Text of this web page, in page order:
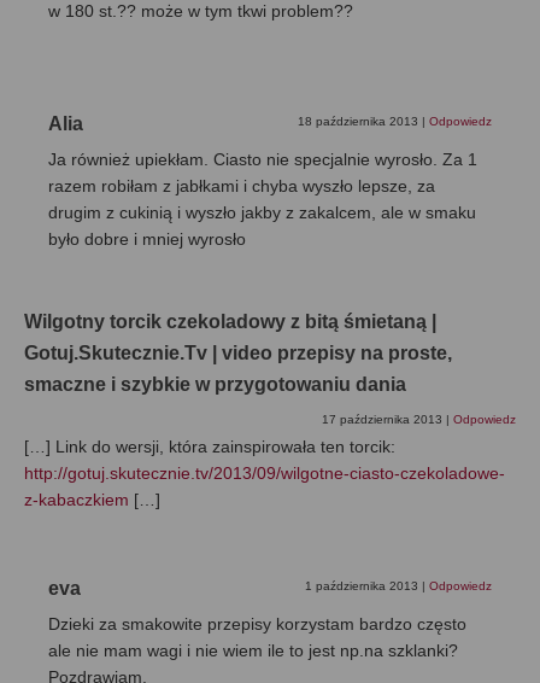
w 180 st.?? może w tym tkwi problem??
Alia 18 października 2013 | Odpowiedz
Ja również upiekłam. Ciasto nie specjalnie wyrosło. Za 1
razem robiłam z jabłkami i chyba wyszło lepsze, za
drugim z cukinią i wyszło jakby z zakalcem, ale w smaku
było dobre i mniej wyrosło
Wilgotny torcik czekoladowy z bitą śmietaną |
Gotuj.Skutecznie.Tv | video przepisy na proste,
smaczne i szybkie w przygotowaniu dania
17 października 2013 | Odpowiedz
[…] Link do wersji, która zainspirowała ten torcik:
http://gotuj.skutecznie.tv/2013/09/wilgotne-ciasto-czekoladowe-
z-kabaczkiem […]
eva 1 października 2013 | Odpowiedz
Dzieki za smakowite przepisy korzystam bardzo często
ale nie mam wagi i nie wiem ile to jest np.na szklanki?
Pozdrawiam.